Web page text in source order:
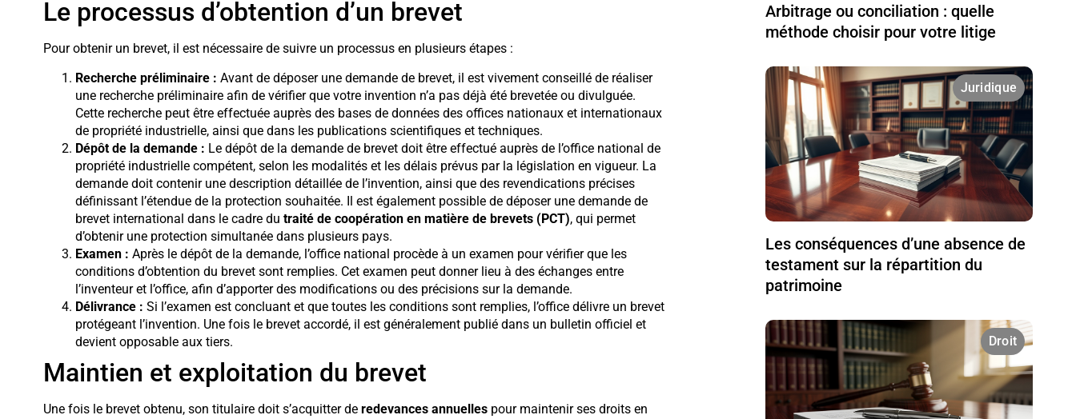
Le processus d’obtention d’un brevet
Pour obtenir un brevet, il est nécessaire de suivre un processus en plusieurs étapes :
Recherche préliminaire : Avant de déposer une demande de brevet, il est vivement conseillé de réaliser
une recherche préliminaire afin de vérifier que votre invention n’a pas déjà été brevetée ou divulguée.
Cette recherche peut être effectuée auprès des bases de données des offices nationaux et internationaux
de propriété industrielle, ainsi que dans les publications scientifiques et techniques.
Dépôt de la demande : Le dépôt de la demande de brevet doit être effectué auprès de l’office national de
propriété industrielle compétent, selon les modalités et les délais prévus par la législation en vigueur. La
demande doit contenir une description détaillée de l’invention, ainsi que des revendications précises
définissant l’étendue de la protection souhaitée. Il est également possible de déposer une demande de
brevet international dans le cadre du traité de coopération en matière de brevets (PCT), qui permet
d’obtenir une protection simultanée dans plusieurs pays.
Examen : Après le dépôt de la demande, l’office national procède à un examen pour vérifier que les
conditions d’obtention du brevet sont remplies. Cet examen peut donner lieu à des échanges entre
l’inventeur et l’office, afin d’apporter des modifications ou des précisions sur la demande.
Délivrance : Si l’examen est concluant et que toutes les conditions sont remplies, l’office délivre un brevet
protégeant l’invention. Une fois le brevet accordé, il est généralement publié dans un bulletin officiel et
devient opposable aux tiers.
Maintien et exploitation du brevet
Une fois le brevet obtenu, son titulaire doit s’acquitter de redevances annuellespour maintenir ses droits en
Arbitrage ou conciliation : quelle
méthode choisir pour votre litige
Juridique
Les conséquences d’une absence de
testament sur la répartition du
patrimoine
Droit